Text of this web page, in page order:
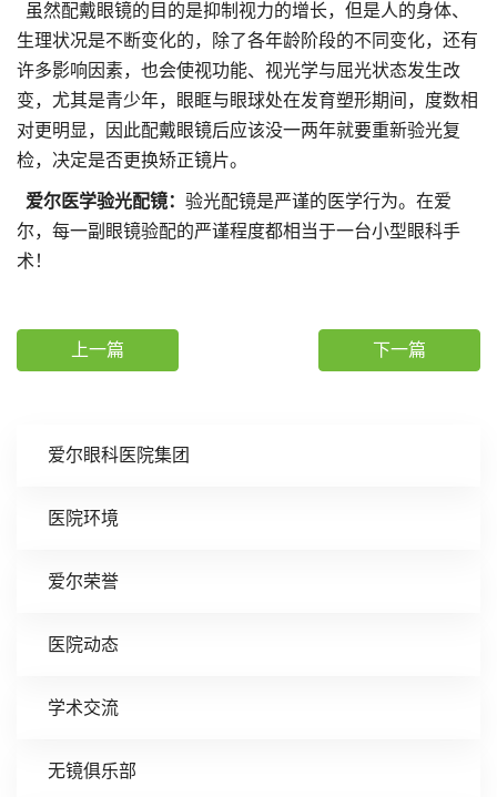
爱尔眼科医院集团
医院环境
爱尔荣誉
医院动态
学术交流
无镜俱乐部
虽然配戴眼镜的目的是抑制视力的增长，但是人的身体、
生理状况是不断变化的，除了各年龄阶段的不同变化，还有
许多影响因素，也会使视功能、视光学与屈光状态发生改
变，尤其是青少年，眼眶与眼球处在发育塑形期间，度数相
对更明显，因此配戴眼镜后应该没一两年就要重新验光复
检，决定是否更换矫正镜片。
爱尔医学验光配镜： 验光配镜是严谨的医学行为。在爱
尔，每一副眼镜验配的严谨程度都相当于一台小型眼科手
术！
上一篇 下一篇